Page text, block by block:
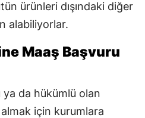
ürünleri dışındaki diğer
alabiliyorlar.
Maaş Başvuru
da hükümlü olan
için kurumlara